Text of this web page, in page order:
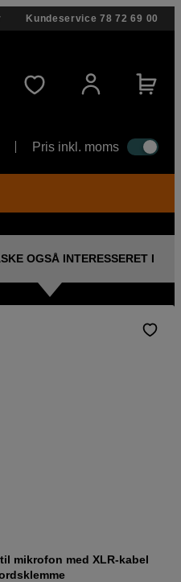
Kundeservice 78 72 69 00
Pris inkl. moms
OGSÅ INTERESSERET I
mikrofon med XLR-kabel